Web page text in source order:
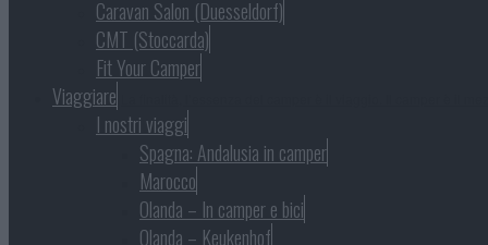
Caravan Salon (Duesseldorf)
CMT (Stoccarda)
Fit Your Camper
Viaggiare
I nostri viaggi
Spagna: Andalusia in camper
Marocco
Olanda – In camper e bici
Olanda – Keukenhof